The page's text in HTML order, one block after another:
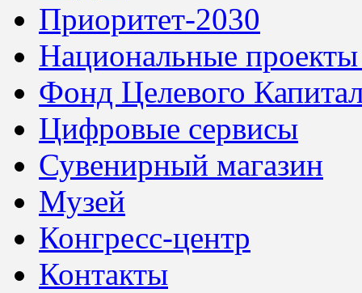
Приоритет-2030
Национальные
Фонд Целевого
Цифровые сервисы
Сувенирный магазин
Музей
Конгресс-центр
Контакты